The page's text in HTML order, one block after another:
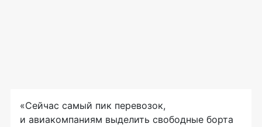
«Сейчас самый пик перевозок,
и авиакомпаниям выделить свободные борта